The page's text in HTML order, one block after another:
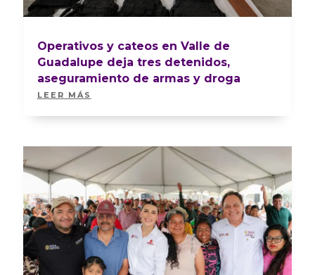
Operativos y cateos en Valle de
Guadalupe deja tres detenidos,
aseguramiento de armas y droga
LEER MÁS